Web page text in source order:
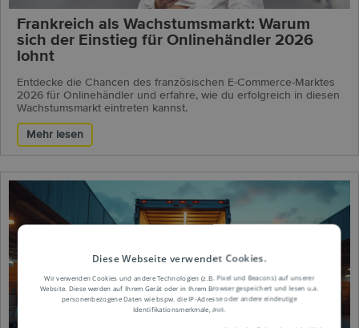
Frankreich als Wachstumsmarkt: Warum
sich der Einstieg für Onlinehändler 2026
lohnt
Entdecke die Chancen des französischen E-Commerce-Marktes
2026 für Onlinehändler und erfahre, wie du erfolgreich in diesen
Wachstumsmarkt eintreten kannst.
Mehr lesen
Diese Webseite verwendet Cookies.
Wir verwenden Cookies und andere Technologien (z.B. Pixel und Beacons) auf unserer
Website. Diese werden auf Ihrem Gerät oder in Ihrem Browser gespeichert und lesen u.a.
personenbezogene Daten wie bspw. die IP-Adresse oder andere eindeutige
Identifikationsmerkmale, aus.